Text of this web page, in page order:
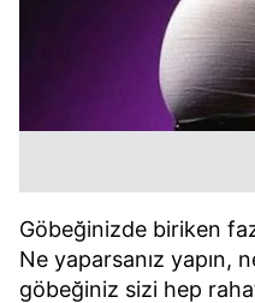
Göbeğinizde biriken
Ne yaparsanız yapın,
göbeğiniz sizi hep